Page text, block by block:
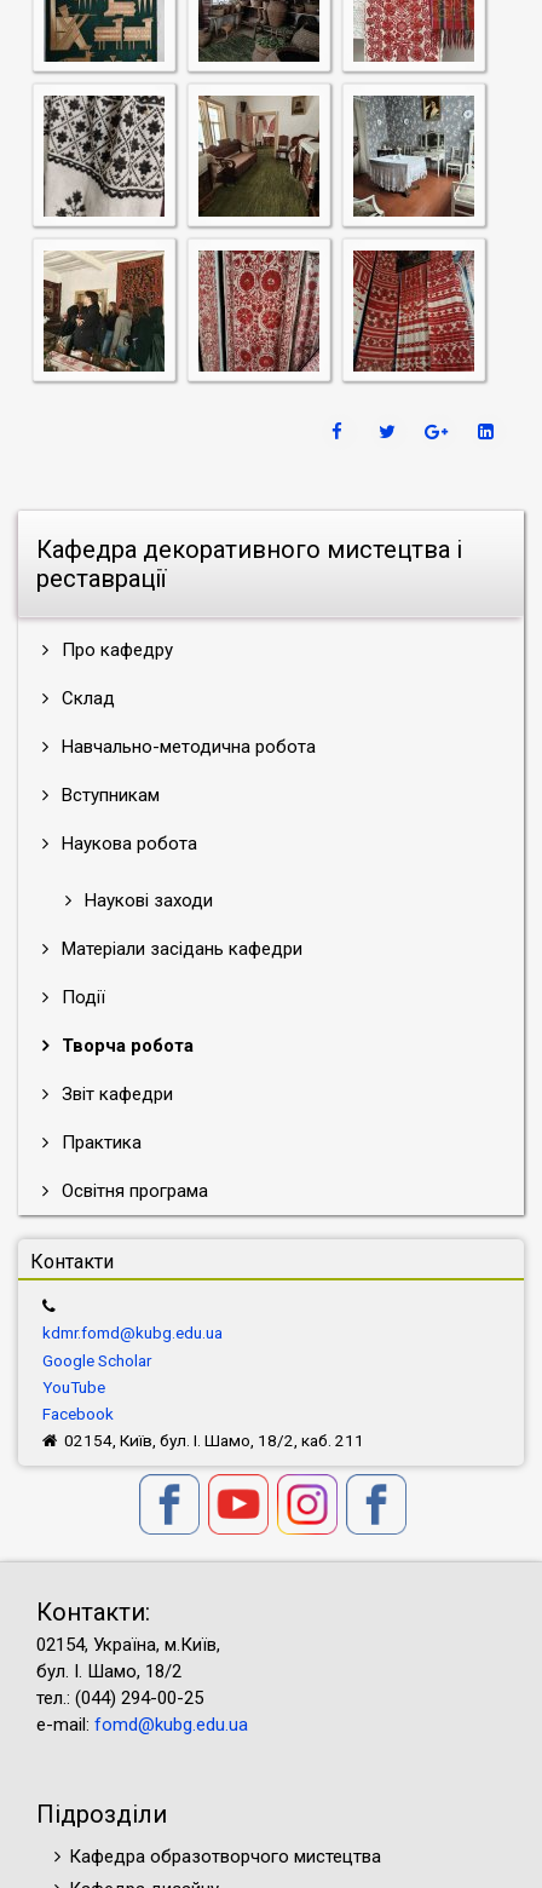
Кафедра декоративного мистецтва і
реставрації
Про кафедру
Склад
Навчально-методична робота
Вступникам
Наукова робота
Наукові заходи
Матеріали засідань кафедри
Події
Творча робота
Звіт кафедри
Практика
Освітня програма
Контакти
kdmr.fomd@kubg.edu.ua
Google Scholar
YouTube
Facebook
02154, Київ, бул. І. Шамо, 18/2, каб. 211
Контакти:
02154, Україна, м.Київ,
бул. І. Шамо, 18/2
тел.: (044) 294-00-25
e-mail: fomd@kubg.edu.ua
Підрозділи
Кафедра образотворчого мистецтва